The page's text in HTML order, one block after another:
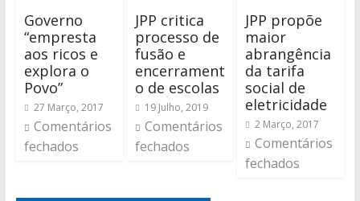
Governo
“empresta
aos ricos e
explora o
Povo”
27 Março, 2017
Comentários
fechados
JPP critica
processo de
fusão e
encerrament
o de escolas
19 Julho, 2019
Comentários
fechados
JPP propõe
maior
abrangência
da tarifa
social de
eletricidade
2 Março, 2017
Comentários
fechados